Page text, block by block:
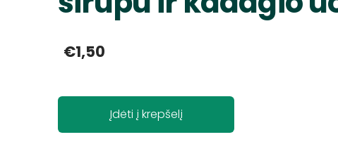
€1,50
Įdėti į krepšelį